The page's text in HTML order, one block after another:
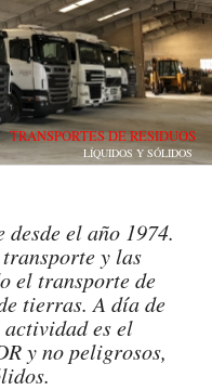
TRANSPORTES DE RESIDUOS
LÍQUIDOS Y SÓLIDOS
desde el año 1974.
y las
el transporte de
tierras. A día de
es el
y no peligrosos,